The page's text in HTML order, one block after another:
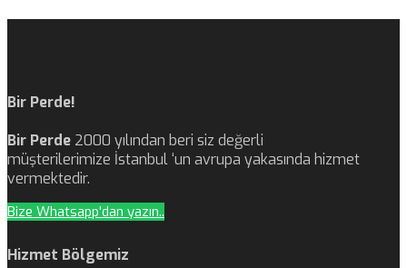
Bir Perde!
Bir Perde 2000 yılından beri siz değerli
müşterilerimize İstanbul ‘un avrupa yakasında hizmet
vermektedir.
Bize Whatsapp'dan yazın..
Hizmet Bölgemiz